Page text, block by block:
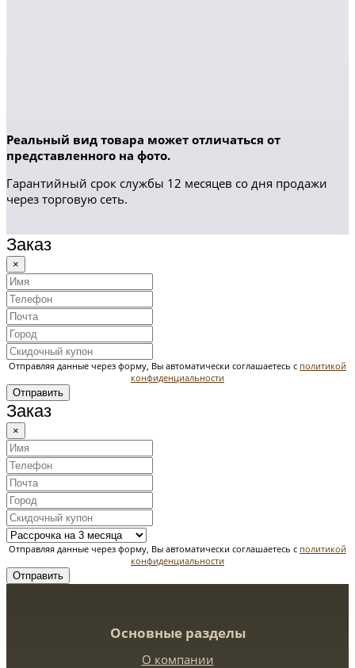
Реальный вид товара может отличаться от
представленного на фото.
Гарантийный срок службы 12 месяцев со дня продажи
через торговую сеть.
Заказ
×
Отправляя данные через форму, Вы автоматически соглашаетесь с политикой
конфиденциальности
Отправить
Заказ
×
Отправляя данные через форму, Вы автоматически соглашаетесь с политикой
конфиденциальности
Отправить
Основные разделы
О компании